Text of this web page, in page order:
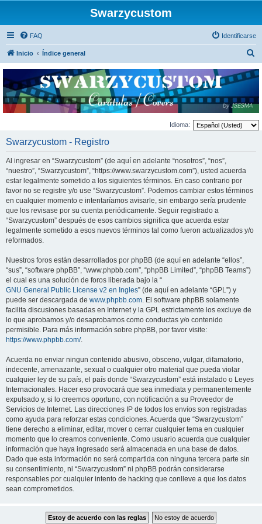
Swarzycustom
FAQ Identificarse
Inicio Índice general
c
r
Idioma:
Swarzycustom - Registro
Al ingresar en “Swarzycustom” (de aquí en adelante “nosotros”, “nos”,
“nuestro”, “Swarzycustom”, “https://www.swarzycustom.com”), usted acuerda
estar legalmente sometido a los siguientes términos. En caso contrario por
favor no se registre y/o use “Swarzycustom”. Podemos cambiar estos términos
en cualquier momento e intentaríamos avisarle, sin embargo sería prudente
que los revisase por su cuenta periódicamente. Seguir registrado a
“Swarzycustom” después de esos cambios significa que acuerda estar
legalmente sometido a esos nuevos términos tal como fueron actualizados y/o
reformados.
Nuestros foros están desarrollados por phpBB (de aquí en adelante “ellos”,
“sus”, “software phpBB”, “www.phpbb.com”, “phpBB Limited”, “phpBB Teams”)
el cual es una solución de foros liberada bajo la “
GNU General Public License v2 en Ingles” (de aquí en adelante “GPL”) y
puede ser descargada de www.phpbb.com. El software phpBB solamente
facilita discusiones basadas en Internet y la GPL estrictamente los excluye de
lo que aprobamos y/o desaprobamos como conductas y/o contenido
permisible. Para más información sobre phpBB, por favor visite:
https://www.phpbb.com/.
Acuerda no enviar ningun contenido abusivo, obsceno, vulgar, difamatorio,
indecente, amenazante, sexual o cualquier otro material que pueda violar
cualquier ley de su país, el país donde “Swarzycustom” está instalado o Leyes
Internacionales. Hacer eso provocará que sea inmediata y permanentemente
expulsado y, si lo creemos oportuno, con notificación a su Proveedor de
Servicios de Internet. Las direcciones IP de todos los envíos son registradas
como ayuda para reforzar estas condiciones. Acuerda que “Swarzycustom”
tiene derecho a eliminar, editar, mover o cerrar cualquier tema en cualquier
momento que lo creamos conveniente. Como usuario acuerda que cualquier
información que haya ingresado será almacenada en una base de datos.
Dado que esta información no será compartida con ninguna tercera parte sin
su consentimiento, ni “Swarzycustom” ni phpBB podrán considerarse
responsables por cualquier intento de hacking que conlleve a que los datos
sean comprometidos.